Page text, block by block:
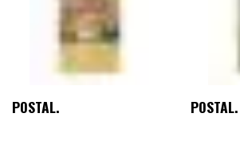
POSTAL. POSTAL.